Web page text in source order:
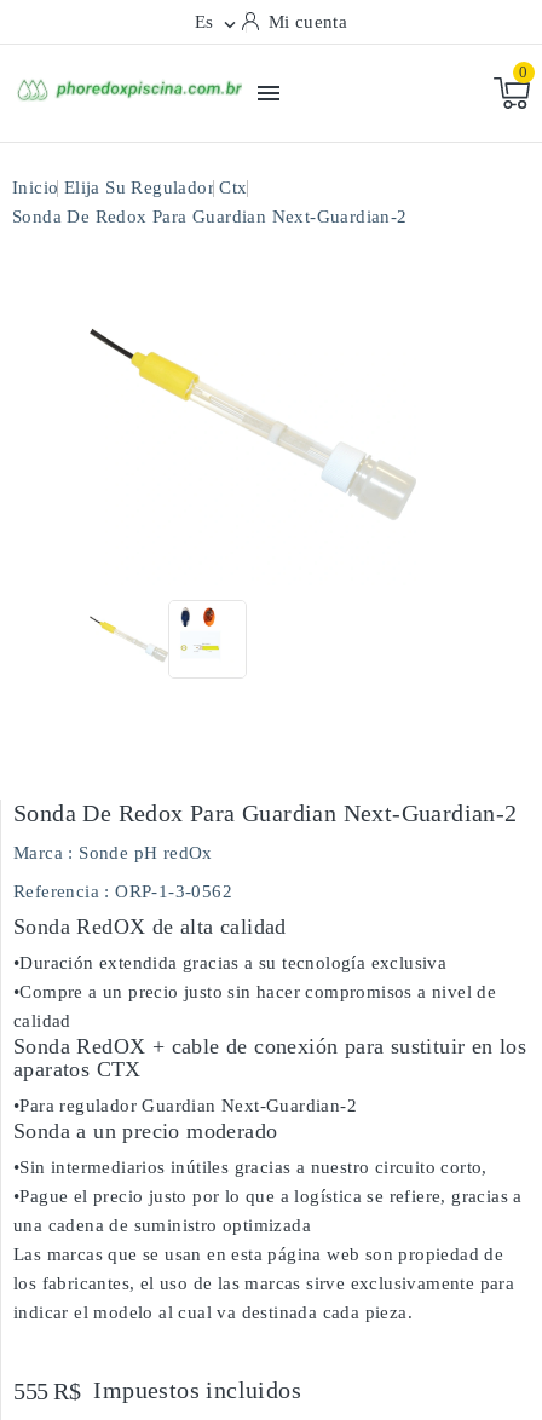
Es  Mi cuenta

0
Inicio Elija Su Regulador Ctx
Sonda De Redox Para Guardian Next-Guardian-2
Sonda De Redox Para Guardian Next-Guardian-2
Marca : Sonde pH redOx
Referencia : ORP-1-3-0562
Sonda RedOX de alta calidad
•Duración extendida gracias a su tecnología exclusiva
•Compre a un precio justo sin hacer compromisos a nivel de
calidad
Sonda RedOX + cable de conexión para sustituir en los
aparatos CTX
•Para regulador Guardian Next-Guardian-2
Sonda a un precio moderado
•Sin intermediarios inútiles gracias a nuestro circuito corto,
•Pague el precio justo por lo que a logística se refiere, gracias a
una cadena de suministro optimizada
Las marcas que se usan en esta página web son propiedad de
los fabricantes, el uso de las marcas sirve exclusivamente para
indicar el modelo al cual va destinada cada pieza.
555 R$ Impuestos incluidos